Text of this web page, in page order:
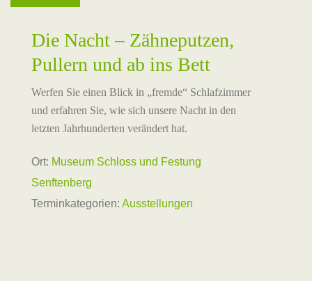
Die Nacht – Zähneputzen,
Pullern und ab ins Bett
Werfen Sie einen Blick in „fremde“ Schlafzimmer
und erfahren Sie, wie sich unsere Nacht in den
letzten Jahrhunderten verändert hat.
Ort: Museum Schloss und Festung
Senftenberg
Terminkategorien: Ausstellungen